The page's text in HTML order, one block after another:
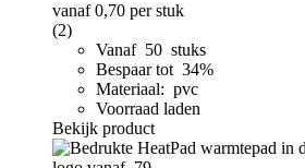
vanaf0,70 per stuk
(2)
Vanaf 50 stuks
Bespaar tot 34%
Materiaal: pvc
Voorraad laden
Bekijk product